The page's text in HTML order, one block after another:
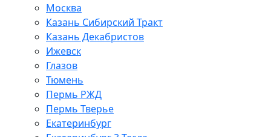
Москва
Казань Сибирский Тракт
Казань Декабристов
Ижевск
Глазов
Тюмень
Пермь РЖД
Пермь Тверье
Екатеринбург